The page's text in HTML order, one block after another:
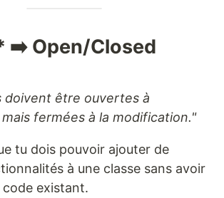
➡️ Open/Closed
doivent être ouvertes à
fermées à la modification."
tu dois pouvoir ajouter de
à une classe sans avoir
existant.